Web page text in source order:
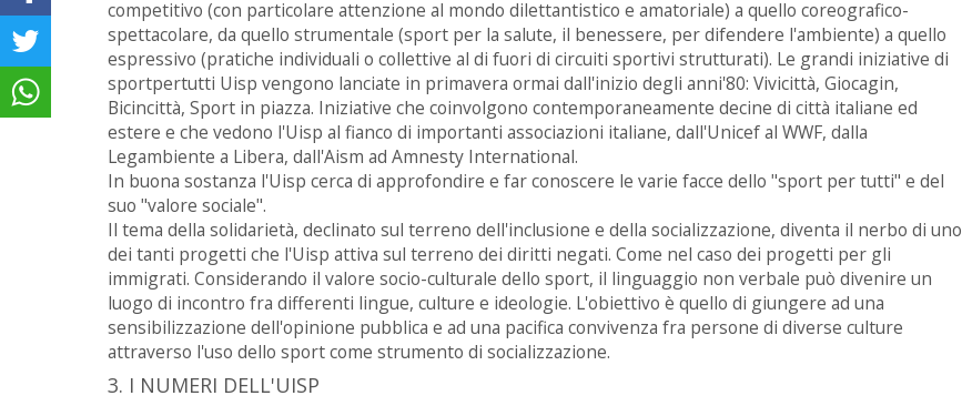
competitivo (con particolare attenzione al mondo dilettantistico e amatoriale) a quello coreografico-
spettacolare, da quello strumentale (sport per la salute, il benessere, per difendere l'ambiente) a quello
espressivo (pratiche individuali o collettive al di fuori di circuiti sportivi strutturati). Le grandi iniziative di
sportpertutti Uisp vengono lanciate in primavera ormai dall'inizio degli anni'80: Vivicittà, Giocagin,
Bicincittà, Sport in piazza. Iniziative che coinvolgono contemporaneamente decine di città italiane ed
estere e che vedono l'Uisp al fianco di importanti associazioni italiane, dall'Unicef al WWF, dalla
Legambiente a Libera, dall'Aism ad Amnesty International.
In buona sostanza l'Uisp cerca di approfondire e far conoscere le varie facce dello "sport per tutti" e del
suo "valore sociale".
Il tema della solidarietà, declinato sul terreno dell'inclusione e della socializzazione, diventa il nerbo di uno
dei tanti progetti che l'Uisp attiva sul terreno dei diritti negati. Come nel caso dei progetti per gli
immigrati. Considerando il valore socio-culturale dello sport, il linguaggio non verbale può divenire un
luogo di incontro fra differenti lingue, culture e ideologie. L'obiettivo è quello di giungere ad una
sensibilizzazione dell'opinione pubblica e ad una pacifica convivenza fra persone di diverse culture
attraverso l'uso dello sport come strumento di socializzazione.
3. I NUMERI DELL'UISP